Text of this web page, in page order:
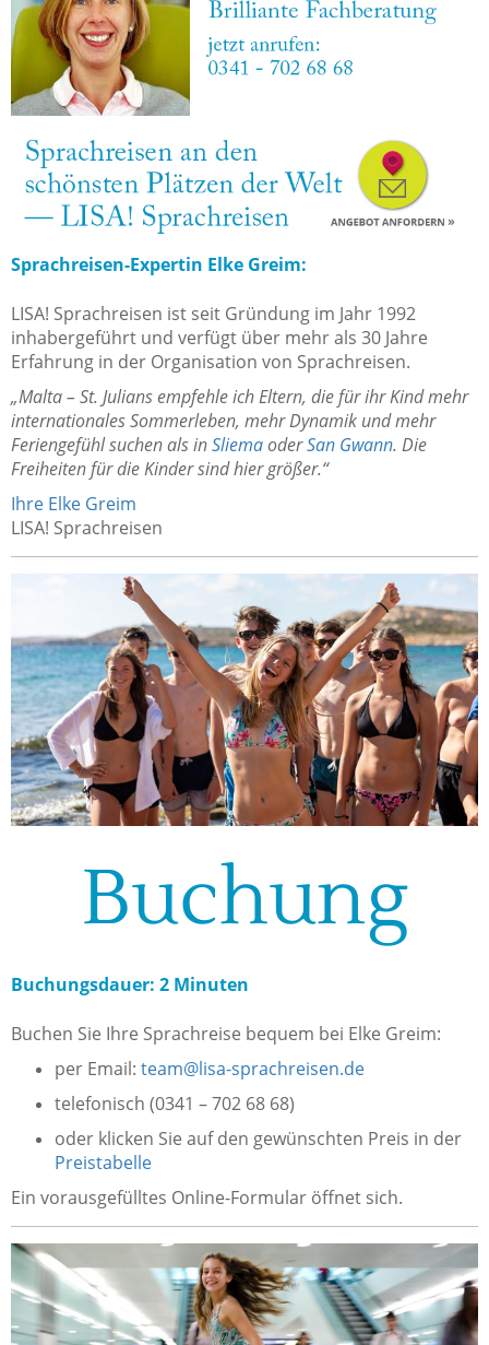
Sprachreisen-Expertin Elke Greim:
LISA! Sprachreisen ist seit Gründung im Jahr 1992
inhabergeführt und verfügt über mehr als 30 Jahre
Erfahrung in der Organisation von Sprachreisen.
„Malta – St. Julians empfehle ich Eltern, die für ihr Kind mehr
internationales Sommerleben, mehr Dynamik und mehr
Feriengefühl suchen als inSliemaoderSan Gwann. Die
Freiheiten für die Kinder sind hier größer.“
Ihre Elke Greim
LISA! Sprachreisen
Buchung
Buchungsdauer: 2 Minuten
Buchen Sie Ihre Sprachreise bequem bei Elke Greim:
per Email: team@lisa-sprachreisen.de
telefonisch (0341 – 702 68 68)
oder klicken Sie auf den gewünschten Preis in der
Preistabelle
Ein vorausgefülltes Online-Formular öffnet sich.